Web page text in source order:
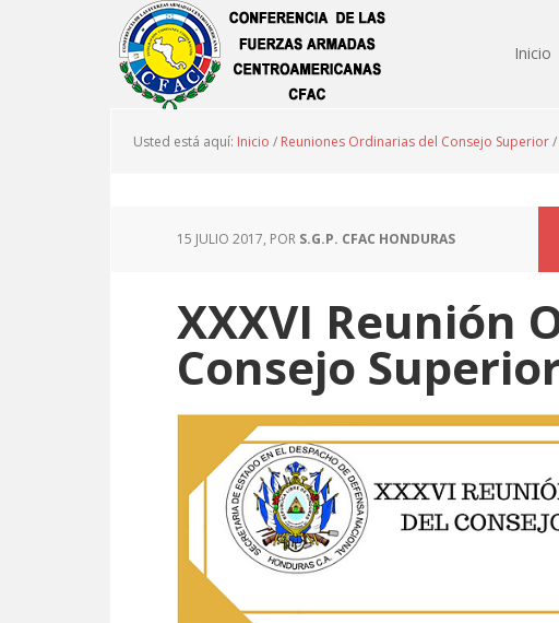
Inicio
Usted está aquí: Inicio / Reuniones Ordinarias del Consejo Superior/
15 JULIO 2017, POR S.G.P. CFAC HONDURAS
XXXVI Reunión
Consejo